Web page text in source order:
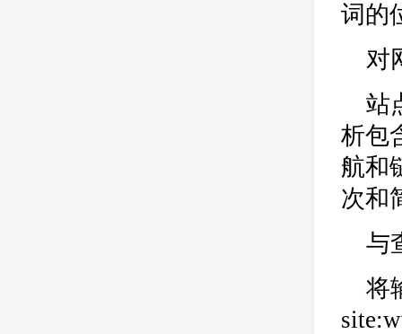
词的
对
站
析包
航和
次和
与
将